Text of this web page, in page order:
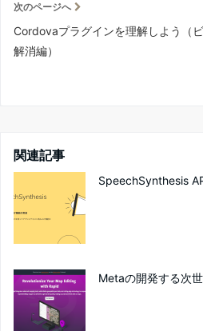
次のページへ
Cordovaプラグインを理解しよう（
解消編）
関連記事
SpeechSynthesis
Metaの開発する次